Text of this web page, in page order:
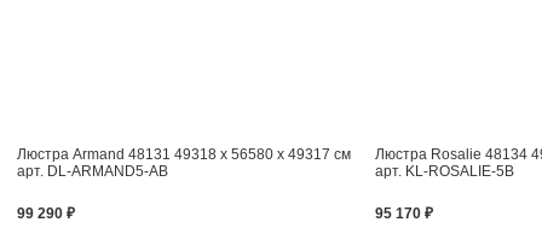
Люстра Armand 48131 49318 x 56580 x 49317 см
арт. DL-ARMAND5-AB
99 290 ₽
Люстра Rosalie 48134
арт. KL-ROSALIE-5B
95 170 ₽